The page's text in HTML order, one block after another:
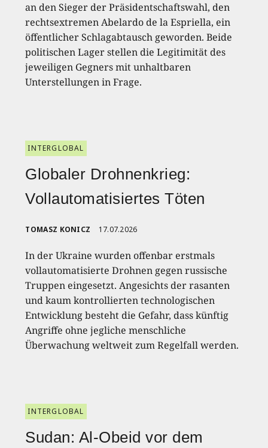
an den Sieger der Präsidentschaftswahl, den
rechtsextremen Abelardo de la Espriella, ein
öffentlicher Schlagabtausch geworden. Beide
politischen Lager stellen die Legitimität des
jeweiligen Gegners mit unhaltbaren
Unterstellungen in Frage.
INTERGLOBAL
Globaler Drohnenkrieg:
Vollautomatisiertes Töten
TOMASZ KONICZ 17.07.2026
In der Ukraine wurden offenbar erstmals
vollautomatisierte Drohnen gegen russische
Truppen eingesetzt. Angesichts der rasanten
und kaum kontrollierten technologischen
Entwicklung besteht die Gefahr, dass künftig
Angriffe ohne jegliche menschliche
Überwachung weltweit zum Regelfall werden.
INTERGLOBAL
Sudan: Al-Obeid vor dem